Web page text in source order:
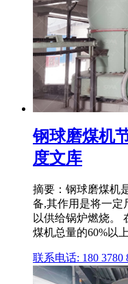
钢球磨煤机
度文库
摘要：钢球磨煤机
备,其作用是将一定
以供给锅炉燃烧。
煤机总量的60%以
联系电话: 180 3780